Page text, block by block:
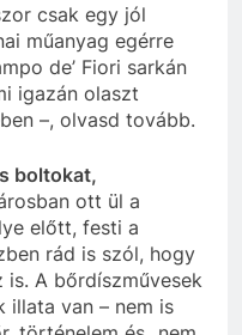
csak egy jól
műanyag egérre
de’ Fiori sarkán
igazán olaszt
–, olvasd tovább.
boltokat,
ott ül a
előtt, festi a
rád is szól, hogy
is. A bőrdíszművesek
illata van – nem is